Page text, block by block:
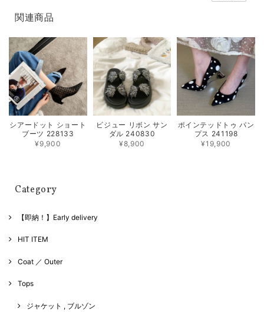
関連商品
シアードット ショート
ブーツ 228133
¥9,900
ビジュー リボン サン
ダル 240830
¥8,900
ポインテッドトゥ パン
プス 241198
¥19,900
Category
【即納！】Early delivery
HIT ITEM
Coat ／ Outer
Tops
ジャケット , ブルゾン